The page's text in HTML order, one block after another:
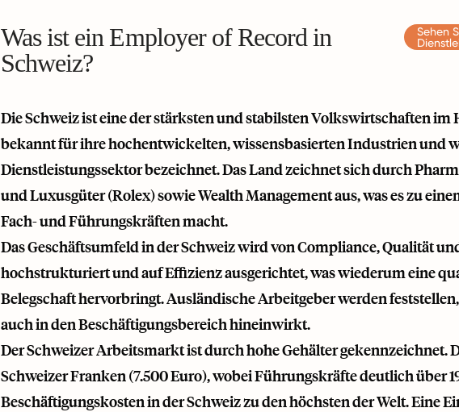
Was ist ein Employer of Record in
Schweiz?
Sehen
Die Schweiz ist eine der stärksten und stabilsten Volkswirtschaften im
bekannt für ihre hochentwickelten, wissensbasierten Industrien und
Dienstleistungssektor bezeichnet. Das Land zeichnet sich durch
und Luxusgüter (Rolex) sowie Wealth Management aus, was es zu
Fach- und Führungskräften macht.
Das Geschäftsumfeld in der Schweiz wird von Compliance, Qualität
hochstrukturiert und auf Effizienz ausgerichtet, was wiederum eine
Belegschaft hervorbringt. Ausländische Arbeitgeber werden
auch in den Beschäftigungsbereich hineinwirkt.
Der Schweizer Arbeitsmarkt ist durch hohe Gehälter
Schweizer Franken (7.500 Euro), wobei Führungskräfte deutlich über
Beschäftigungskosten in der Schweiz zu den höchsten der Welt. Eine